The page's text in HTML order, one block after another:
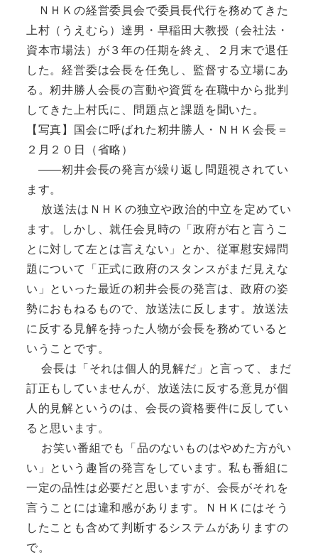
ＮＨＫの経営委員会で委員長代行を務めてきた
上村（うえむら）達男・早稲田大教授（会社法・
資本市場法）が３年の任期を終え、２月末で退任
した。経営委は会長を任免し、監督する立場にあ
る。籾井勝人会長の言動や資質を在職中から批判
してきた上村氏に、問題点と課題を聞いた。
【写真】国会に呼ばれた籾井勝人・ＮＨＫ会長＝
２月２０日（省略）
――籾井会長の発言が繰り返し問題視されてい
ます。
放送法はＮＨＫの独立や政治的中立を定めてい
ます。しかし、就任会見時の「政府が右と言うこ
とに対して左とは言えない」とか、従軍慰安婦問
題について「正式に政府のスタンスがまだ見えな
い」といった最近の籾井会長の発言は、政府の姿
勢におもねるもので、放送法に反します。放送法
に反する見解を持った人物が会長を務めていると
いうことです。
会長は「それは個人的見解だ」と言って、まだ
訂正もしていませんが、放送法に反する意見が個
人的見解というのは、会長の資格要件に反してい
ると思います。
お笑い番組でも「品のないものはやめた方がい
い」という趣旨の発言をしています。私も番組に
一定の品性は必要だと思いますが、会長がそれを
言うことには違和感があります。ＮＨＫにはそう
したことも含めて判断するシステムがありますの
で。